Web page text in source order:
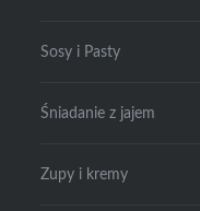
Sosy i Pasty
Śniadanie z jajem
Zupy i kremy